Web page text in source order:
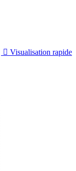
 Visualisation rapide